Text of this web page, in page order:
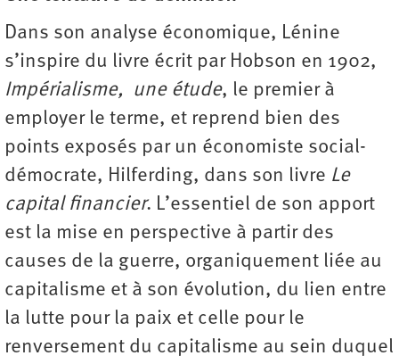
Dans son analyse économique, Lénine
s’inspire du livre écrit par Hobson en 1902,
Impérialisme, une étude, le premier à
employer le terme, et reprend bien des
points exposés par un économiste social-
démocrate, Hilferding, dans son livre Le
capital financier. L’essentiel de son apport
est la mise en perspective à partir des
causes de la guerre, organiquement liée au
capitalisme et à son évolution, du lien entre
la lutte pour la paix et celle pour le
renversement du capitalisme au sein duquel